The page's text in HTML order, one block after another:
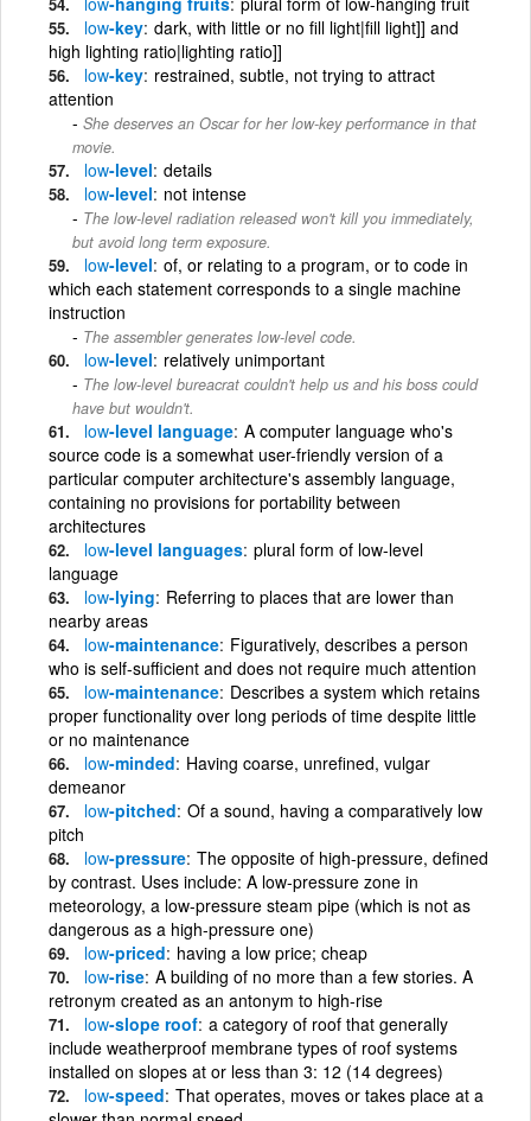
low-key dark, with little or no fill light|fill light]] and
high lighting ratio|lighting ratio]]
low-key restrained, subtle, not trying to attract
attention
She deserves an Oscar for her low-key performance in that
movie.
low-level details
low-level not intense
The low-level radiation released won't kill you immediately,
but avoid long term exposure.
low-level of, or relating to a program, or to code in
which each statement corresponds to a single machine
instruction
The assembler generates low-level code.
low-level relatively unimportant
The low-level bureacrat couldn't help us and his boss could
have but wouldn't.
low-level language A computer language who's
source code is a somewhat user-friendly version of a
particular computer architecture's assembly language,
containing no provisions for portability between
architectures
low-level languages plural form of low-level
language
low-lying Referring to places that are lower than
nearby areas
low-maintenance Figuratively, describes a person
who is self-sufficient and does not require much attention
low-maintenance Describes a system which retains
proper functionality over long periods of time despite little
or no maintenance
low-minded Having coarse, unrefined, vulgar
demeanor
low-pitched Of a sound, having a comparatively low
pitch
low-pressure The opposite of high-pressure, defined
by contrast. Uses include: A low-pressure zone in
meteorology, a low-pressure steam pipe (which is not as
dangerous as a high-pressure one)
low-priced having a low price; cheap
low-rise A building of no more than a few stories. A
retronym created as an antonym to high-rise
low-slope roof a category of roof that generally
include weatherproof membrane types of roof systems
installed on slopes at or less than 3: 12 (14 degrees)
low-speed That operates, moves or takes place at a